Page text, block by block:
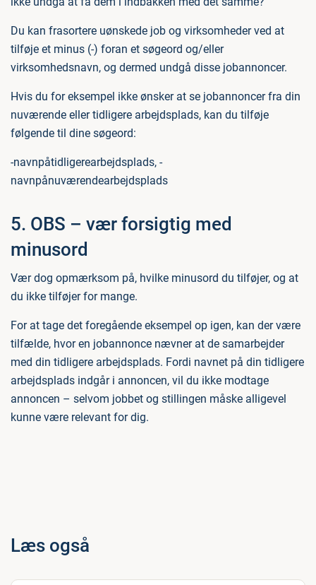
Du kan frasortere uønskede job og virksomheder ved at
tilføje et minus (-) foran et søgeord og/eller
virksomhedsnavn, og dermed undgå disse jobannoncer.
Hvis du for eksempel ikke ønsker at se jobannoncer fra din
nuværende eller tidligere arbejdsplads, kan du tilføje
følgende til dine søgeord:
-navnpåtidligerearbejdsplads, -
navnpånuværendearbejdsplads
5. OBS – vær forsigtig med
minusord
Vær dog opmærksom på, hvilke minusord du tilføjer, og at
du ikke tilføjer for mange.
For at tage det foregående eksempel op igen, kan der være
tilfælde, hvor en jobannonce nævner at de samarbejder
med din tidligere arbejdsplads. Fordi navnet på din tidligere
arbejdsplads indgår i annoncen, vil du ikke modtage
annoncen – selvom jobbet og stillingen måske alligevel
kunne være relevant for dig.
Læs også